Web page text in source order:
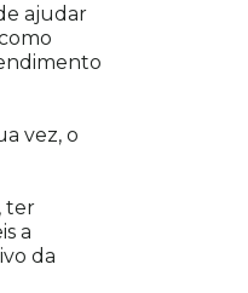
ajudar
vez, o
ter
a
da